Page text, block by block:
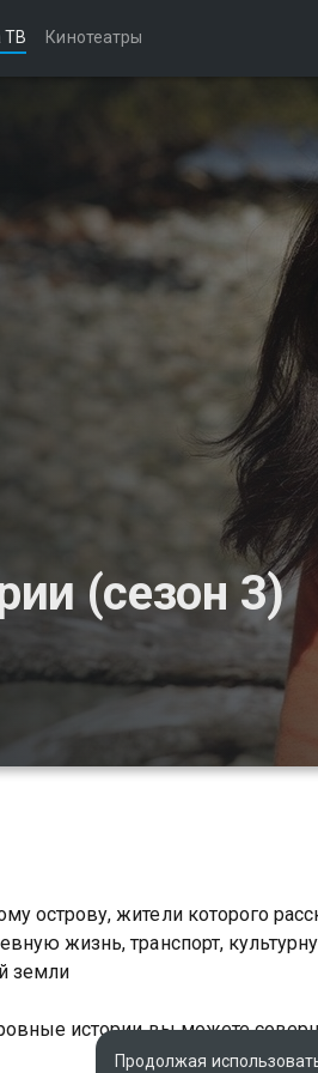
ТВ Кинотеатры
(сезон 3)
острову, жители которого
жизнь, транспорт,
земли
истории вы можете
Продолжая